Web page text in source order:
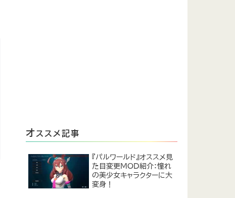
オ ススメ記事
『パルワールド』オススメ見
た目変更MOD紹介：憧れ
の美少女キャラクターに大
変身！